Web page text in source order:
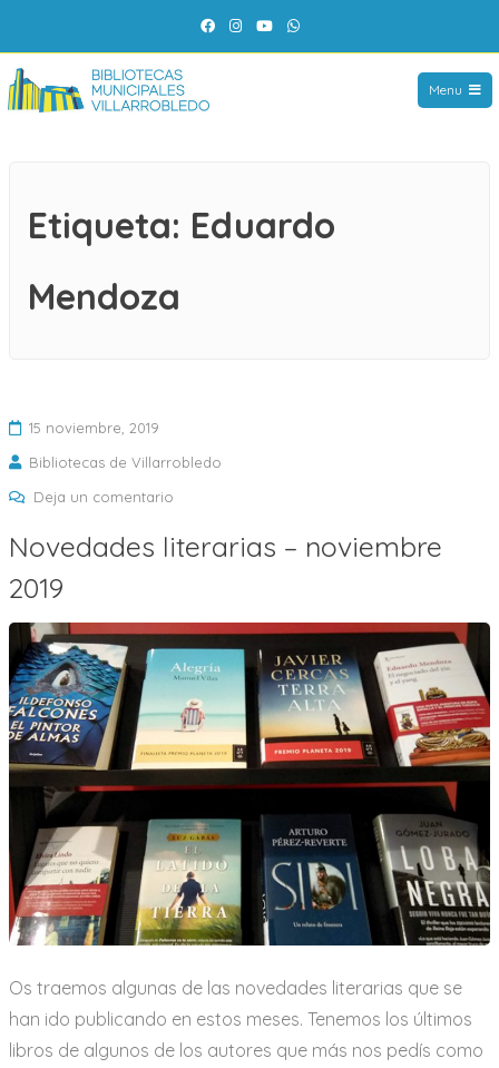
al
contenido
Facebook
Instagram
YouTubeWhatsApp
Menu
Etiqueta: Eduardo
Mendoza
15 noviembre, 2019
Bibliotecas de Villarrobledo
Deja un comentarioen
literarias
2019
Novedades literarias – noviembre
2019
Os traemos algunas de las novedades literarias que se
han ido publicando en estos meses. Tenemos los últimos
libros de algunos de los autores que más nos pedís como